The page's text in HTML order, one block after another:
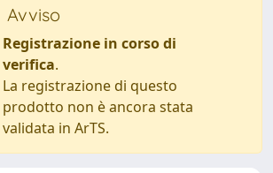
Avviso
Registrazione in corso di
verifica.
La registrazione di questo
prodotto non è ancora stata
validata in ArTS.